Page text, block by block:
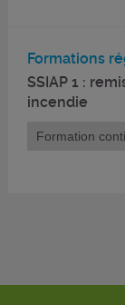
Formations
SSIAP 1 :
incendie
Formation